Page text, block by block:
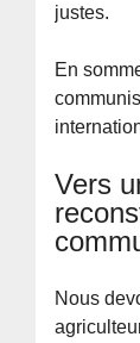
justes.
En
Vers
Nous